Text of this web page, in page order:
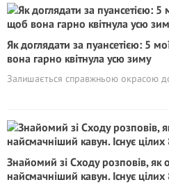
Як доглядати за пуансетією: 5
вона гарно квітнула усю зиму
Залишається справжньою окрасою
Знайомий зі Сходу розповів, як
найсмачніший кавун. Існує